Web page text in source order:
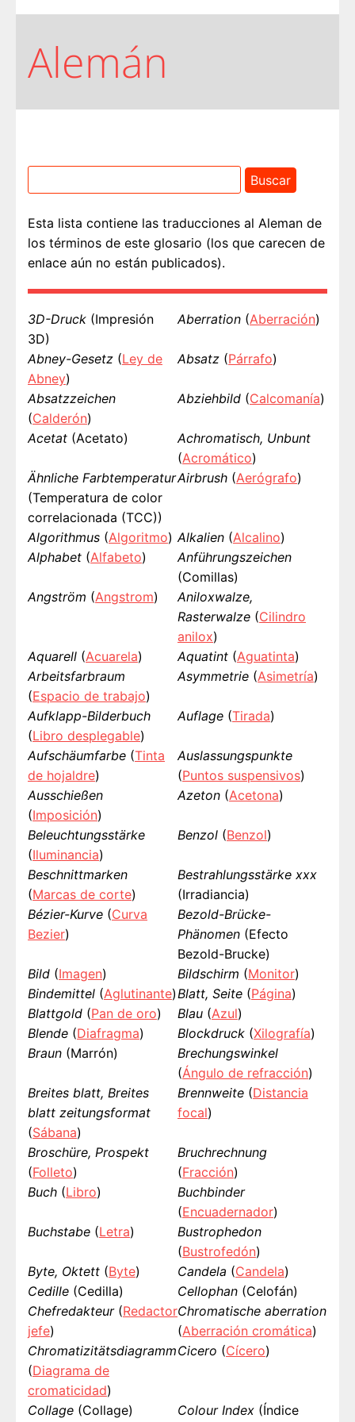
Alemán
Esta lista contiene las traducciones al Aleman de
los términos de este glosario (los que carecen de
enlace aún no están publicados).
3D-Druck (Impresión
3D)
Aberration (Aberración)
Abney-Gesetz (Ley de
Abney)
Absatz (Párrafo)
Absatzzeichen
(Calderón)
Abziehbild (Calcomanía)
Acetat (Acetato)
Achromatisch, Unbunt
(Acromático)
Ähnliche Farbtemperatur
(Temperatura de color
correlacionada (TCC))
Airbrush (Aerógrafo)
Algorithmus (Algoritmo) Alkalien (Alcalino)
Alphabet (Alfabeto)
Anführungszeichen
(Comillas)
Angström (Angstrom)
Aniloxwalze,
Rasterwalze (Cilindro
anilox)
Aquarell (Acuarela) Aquatint (Aguatinta)
Arbeitsfarbraum
(Espacio de trabajo)
Asymmetrie (Asimetría)
Aufklapp-Bilderbuch
(Libro desplegable)
Auflage (Tirada)
Aufschäumfarbe (Tinta
de hojaldre)
Auslassungspunkte
(Puntos suspensivos)
Ausschießen
(Imposición)
Azeton (Acetona)
Beleuchtungsstärke
(Iluminancia)
Benzol (Benzol)
Beschnittmarken
(Marcas de corte)
Bestrahlungsstärke xxx
(Irradiancia)
Bézier-Kurve (Curva
Bezier)
Bezold-Brücke-
Phänomen (Efecto
Bezold-Brucke)
Bild (Imagen) Bildschirm (Monitor)
Bindemittel (Aglutinante)Blatt, Seite (Página)
Blattgold (Pan de oro) Blau (Azul)
Blende (Diafragma) Blockdruck (Xilografía)
Braun (Marrón)
Brechungswinkel
(Ángulo de refracción)
Breites blatt, Breites
blatt zeitungsformat
(Sábana)
Brennweite (Distancia
focal)
Broschüre, Prospekt
(Folleto)
Bruchrechnung
(Fracción)
Buch (Libro)
Buchbinder
(Encuadernador)
Buchstabe (Letra)
Bustrophedon
(Bustrofedón)
Byte, Oktett (Byte) Candela (Candela)
Cedille (Cedilla) Cellophan (Celofán)
Chefredakteur (Redactor
jefe)
Chromatische aberration
(Aberración cromática)
Chromatizitätsdiagramm
(Diagrama de
cromaticidad)
Cicero (Cícero)
Collage (Collage) Colour Index (Índice